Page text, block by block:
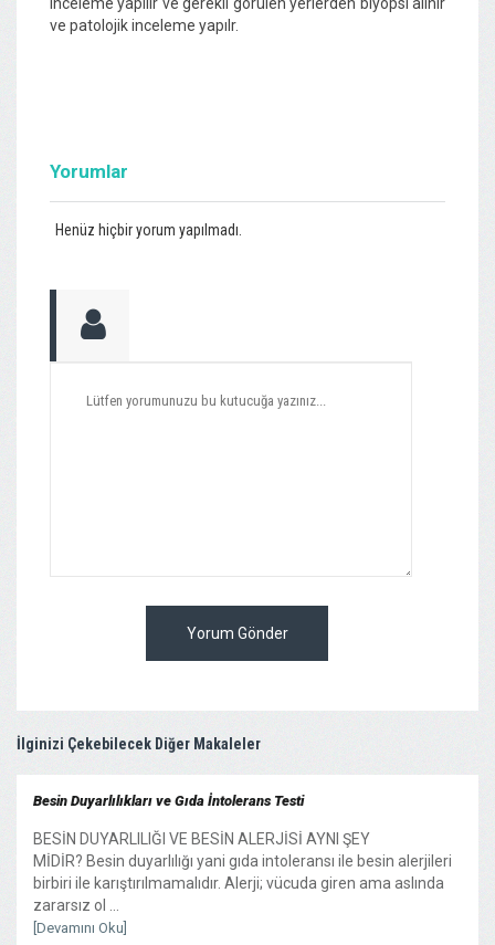
ve patolojik inceleme yapılr.
Yorumlar
Henüz hiçbir yorum yapılmadı.
Yorum Gönder
İlginizi Çekebilecek Diğer Makaleler
Besin Duyarlılıkları ve Gıda İntolerans Testi
BESİN DUYARLILIĞI VE BESİN ALERJİSİ AYNI ŞEY
MİDİR? Besin duyarlılığı yani gıda intoleransı ile besin alerjileri
birbiri ile karıştırılmamalıdır. Alerji; vücuda giren ama aslında
zararsız ol ...
[Devamını Oku]